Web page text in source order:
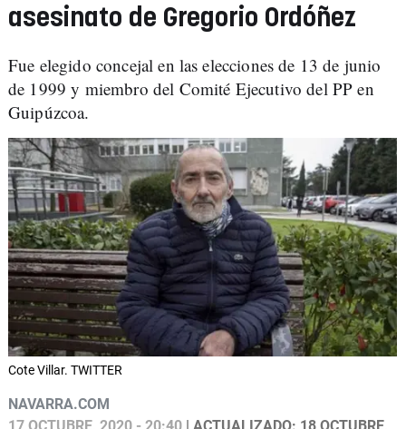
asesinato de Gregorio Ordóñez
Fue elegido concejal en las elecciones de 13 de junio
de 1999 y miembro del Comité Ejecutivo del PP en
Guipúzcoa.
Cote Villar. TWITTER
NAVARRA.COM